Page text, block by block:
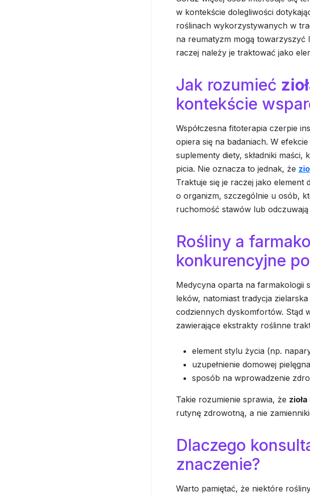
w kontekście dolegliwości
roślinach wykorzystywanych w
na reumatyzm mogą
raczej należy je traktować jako
Jak rozumieć
kontekście
Współczesna fitoterapia czerpie
opiera się na badaniach. W
suplementy diety, składniki
picia. Nie oznacza to jednak, że
Traktuje się je raczej jako element
o organizm, szczególnie u osób,
ruchomość stawów lub
Rośliny a
konkurencyjne
Medycyna oparta na farmakologii
leków, natomiast tradycja
codziennych dyskomfortów. Stąd
zawierające ekstrakty roślinne
element stylu życia (np.
uzupełnienie domowej
sposób na wprowadzenie
Takie rozumienie sprawia, że
rutynę zdrowotną, a nie
Dlaczego
znaczenie?
Warto pamiętać, że niektóre